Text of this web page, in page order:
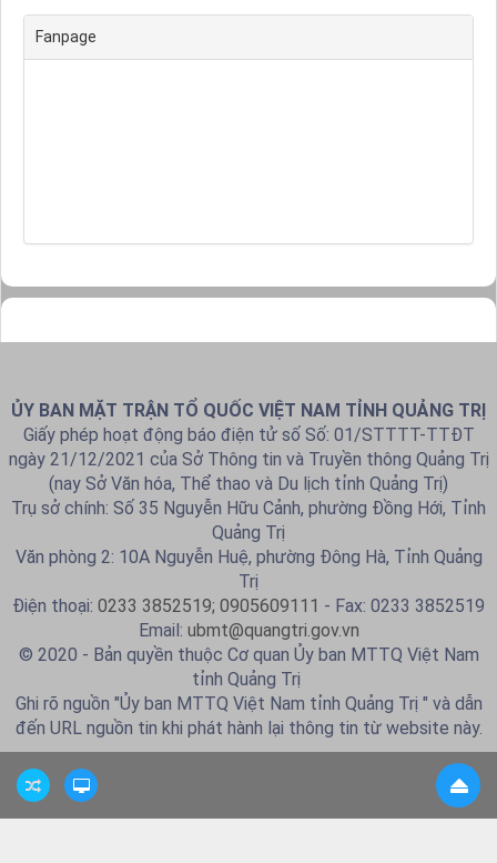
Fanpage
ỦY BAN MẶT TRẬN TỔ QUỐC VIỆT NAM TỈNH QUẢNG TRỊ
Giấy phép hoạt động báo điện tử số Số: 01/STTTT-TTĐT
ngày 21/12/2021 của Sở Thông tin và Truyền thông Quảng Trị
(nay Sở Văn hóa, Thể thao và Du lịch tỉnh Quảng Trị)
Trụ sở chính: Số 35 Nguyễn Hữu Cảnh, phường Đồng Hới, Tỉnh
Quảng Trị
Văn phòng 2: 10A Nguyễn Huệ, phường Đông Hà, Tỉnh Quảng
Trị
Điện thoại: 0233 3852519; 0905609111 - Fax: 0233 3852519
Email: ubmt@quangtri.gov.vn
© 2020 - Bản quyền thuộc Cơ quan Ủy ban MTTQ Việt Nam
tỉnh Quảng Trị
Ghi rõ nguồn "Ủy ban MTTQ Việt Nam tỉnh Quảng Trị " và dẫn
đến URL nguồn tin khi phát hành lại thông tin từ website này.